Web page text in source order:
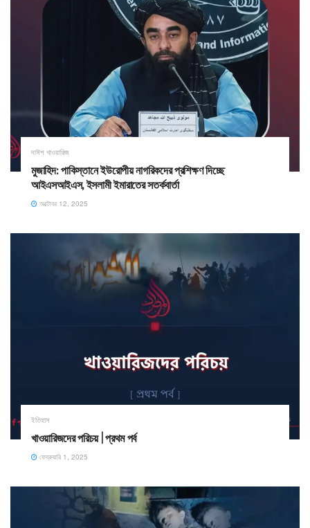
দাঈশ খাওয়ারিজ
মুজাহিদ: পাকিস্তানে ইউরোপীয় নাগরিকদের প্রশিক্ষণ দিচ্ছে
আইএসআইএস, ইসলামী ইমারাতের সতর্কবার্তা
অক্টোবর 12, 2025
ইতিহাস
খাওয়ারিজদের পরিচয় | প্রথম পর্ব
ফেব্রুয়ারি 1, 2025